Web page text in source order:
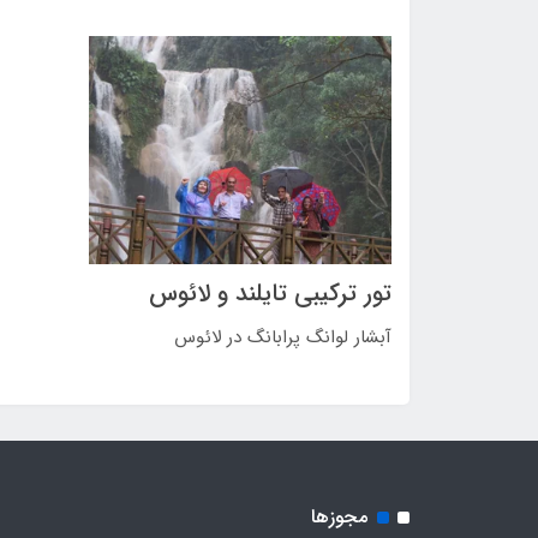
تور ترکیبی تایلند و لائوس
آبشار لوانگ پرابانگ در لائوس
مجوزها